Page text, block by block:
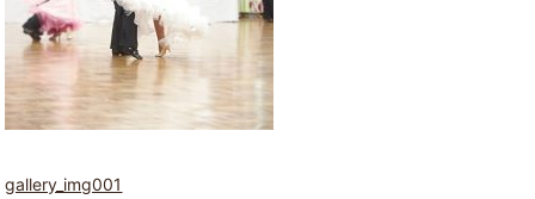
gallery_img001